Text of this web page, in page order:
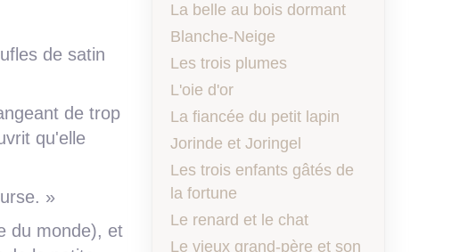
de satin
de trop
qu'elle
»
du monde), et
La belle au bois dormant
Blanche-Neige
Les trois plumes
L'oie d'or
La fiancée du petit lapin
Jorinde et Joringel
Les trois enfants gâtés de
la fortune
Le renard et le chat
Le vieux grand-père et son